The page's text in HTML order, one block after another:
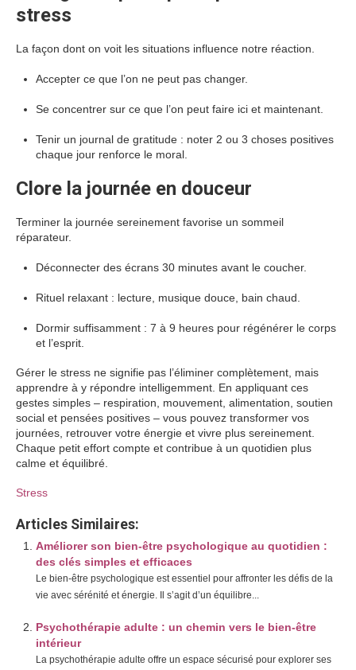
stress
La façon dont on voit les situations influence notre réaction.
Accepter ce que l’on ne peut pas changer.
Se concentrer sur ce que l’on peut faire ici et maintenant.
Tenir un journal de gratitude : noter 2 ou 3 choses positives
chaque jour renforce le moral.
Clore la journée en douceur
Terminer la journée sereinement favorise un sommeil
réparateur.
Déconnecter des écrans 30 minutes avant le coucher.
Rituel relaxant : lecture, musique douce, bain chaud.
Dormir suffisamment : 7 à 9 heures pour régénérer le corps
et l’esprit.
Gérer le stress ne signifie pas l’éliminer complètement, mais
apprendre à y répondre intelligemment. En appliquant ces
gestes simples – respiration, mouvement, alimentation, soutien
social et pensées positives – vous pouvez transformer vos
journées, retrouver votre énergie et vivre plus sereinement.
Chaque petit effort compte et contribue à un quotidien plus
calme et équilibré.
Stress
Articles Similaires:
Améliorer son bien-être psychologique au quotidien :
des clés simples et efficaces
Le bien-être psychologique est essentiel pour affronter les défis de la
vie avec sérénité et énergie. Il s’agit d’un équilibre...
Psychothérapie adulte : un chemin vers le bien-être
intérieur
La psychothérapie adulte offre un espace sécurisé pour explorer ses